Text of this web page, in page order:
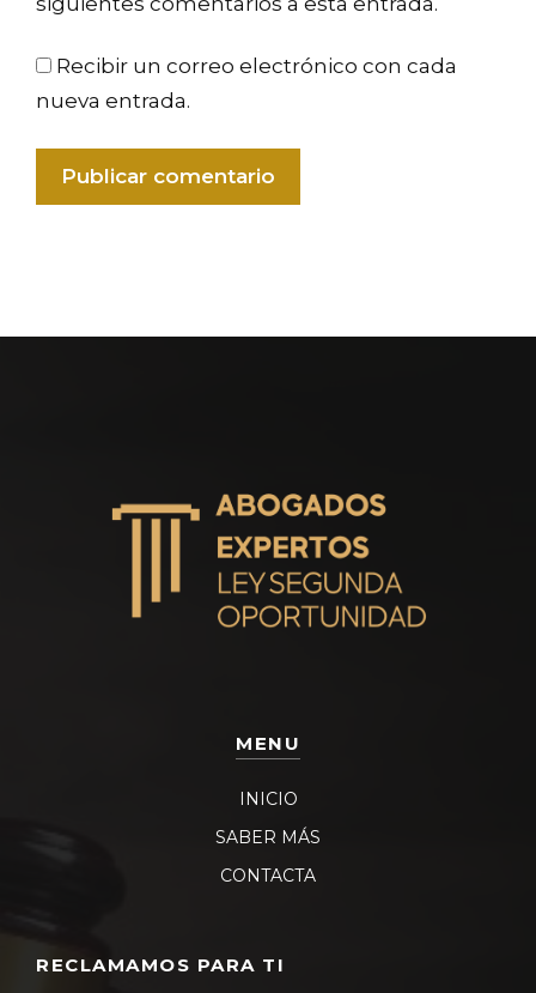
Recibir un correo electrónico con cada
nueva entrada.
MENU
INICIO
SABER MÁS
CONTACTA
RECLAMAMOS PARA TI